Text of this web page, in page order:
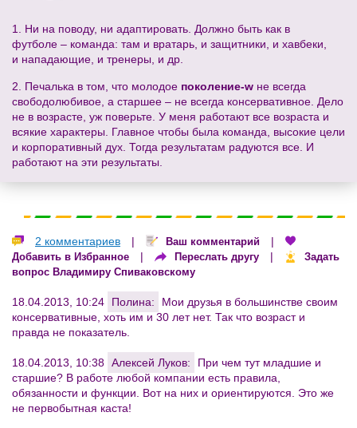
1. Ни на поводу, ни адаптировать. Должно быть как в
футболе – команда: там и вратарь, и защитники, и хавбеки,
и нападающие, и тренеры, и др.
2. Печалька в том, что молодое поколение-w не всегда
свободолюбивое, а старшее – не всегда консервативное. Дело
не в возрасте, уж поверьте. У меня работают все возраста и
всякие характеры. Главное чтобы была команда, высокие цели
и корпоративный дух. Тогда результатам радуются все. И
работают на эти результаты.
2 комментариев | Ваш комментарий |
Добавить в Избранное | Переслать другу |
Задать
вопрос Владимиру Спиваковскому
18.04.2013, 10:24 Полина:
Мои друзья в большинстве своим
консервативные, хоть им и 30 лет нет. Так что возраст и
правда не показатель.
18.04.2013, 10:38 Алексей Луков:
При чем тут младшие и
старшие? В работе любой компании есть правила,
обязанности и функции. Вот на них и ориентируются. Это же
не первобытная каста!